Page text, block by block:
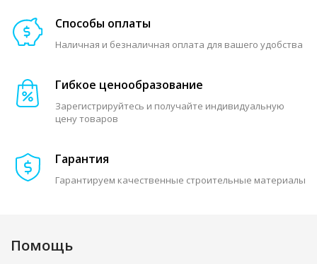
Способы оплаты
Наличная и безналичная оплата для вашего удобства
Гибкое ценообразование
Зарегистрируйтесь и получайте индивидуальную
цену товаров
Гарантия
Гарантируем качественные строительные материалы
Помощь